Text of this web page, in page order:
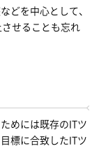
どを中心として、
せることも忘れ
めには既存のITツ
標に合致したITツ